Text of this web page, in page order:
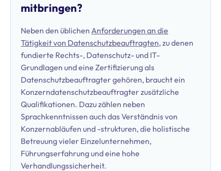
mitbringen?
Neben den üblichen Anforderungen an die
Tätigkeit von Datenschutzbeauftragten, zu denen
fundierte Rechts-, Datenschutz- und IT-
Grundlagen und eine Zertifizierung als
Datenschutzbeauftragter gehören, braucht ein
Konzerndatenschutzbeauftragter zusätzliche
Qualifikationen. Dazu zählen neben
Sprachkenntnissen auch das Verständnis von
Konzernabläufen und -strukturen, die holistische
Betreuung vieler Einzelunternehmen,
Führungserfahrung und eine hohe
Verhandlungssicherheit.